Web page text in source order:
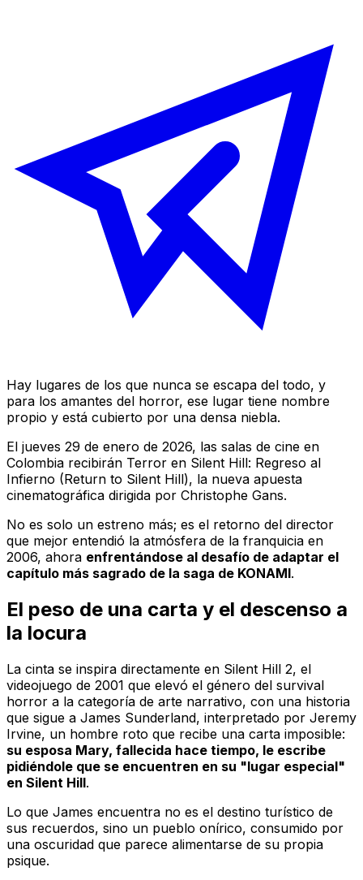
Hay lugares de los que nunca se escapa del todo, y
para los amantes del horror, ese lugar tiene nombre
propio y está cubierto por una densa niebla.
El jueves 29 de enero de 2026, las salas de cine en
Colombia recibirán Terror en Silent Hill: Regreso al
Infierno (Return to Silent Hill), la nueva apuesta
cinematográfica dirigida por Christophe Gans.
No es solo un estreno más; es el retorno del director
que mejor entendió la atmósfera de la franquicia en
2006, ahora enfrentándose al desafío de adaptar el
capítulo más sagrado de la saga de KONAMI.
El peso de una carta y el descenso a
la locura
La cinta se inspira directamente en Silent Hill 2, el
videojuego de 2001 que elevó el género del survival
horror a la categoría de arte narrativo, con una historia
que sigue a James Sunderland, interpretado por Jeremy
Irvine, un hombre roto que recibe una carta imposible:
su esposa Mary, fallecida hace tiempo, le escribe
pidiéndole que se encuentren en su "lugar especial"
en Silent Hill.
Lo que James encuentra no es el destino turístico de
sus recuerdos, sino un pueblo onírico, consumido por
una oscuridad que parece alimentarse de su propia
psique.